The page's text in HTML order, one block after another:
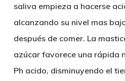
saliva empieza a hacerse
alcanzando su nivel mas
después de comer. La
azúcar favorece una rápida
Ph acido, disminuyendo el